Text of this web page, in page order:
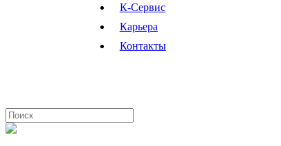
К-Сервис
Карьера
Контакты